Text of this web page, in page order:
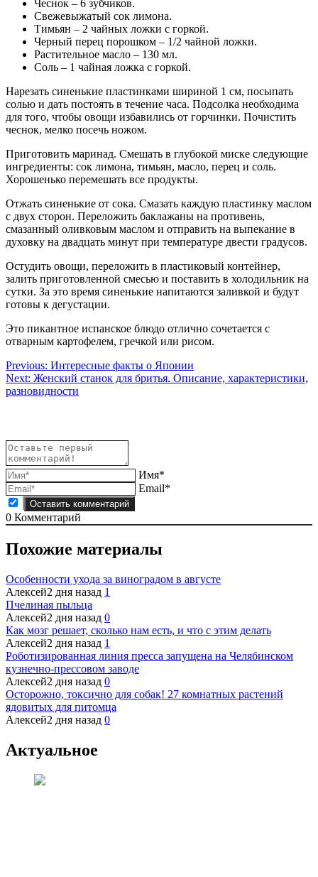
Чеснок – 6 зубчиков.
Свежевыжатый сок лимона.
Тимьян – 2 чайных ложки с горкой.
Черный перец порошком – 1/2 чайной ложки.
Растительное масло – 130 мл.
Соль – 1 чайная ложка с горкой.
Нарезать синенькие пластинками шириной 1 см, посыпать
солью и дать постоять в течение часа. Подсолка необходима
для того, чтобы овощи избавились от горчинки. Почистить
чеснок, мелко посечь ножом.
Приготовить маринад. Смешать в глубокой миске следующие
ингредиенты: сок лимона, тимьян, масло, перец и соль.
Хорошенько перемешать все продукты.
Отжать синенькие от сока. Смазать каждую пластинку маслом
с двух сторон. Переложить баклажаны на противень,
смазанный оливковым маслом и отправить на выпекание в
духовку на двадцать минут при температуре двести градусов.
Остудить овощи, переложить в пластиковый контейнер,
залить приготовленной смесью и поставить в холодильник на
сутки. За это время синенькие напитаются заливкой и будут
готовы к дегустации.
Это пикантное испанское блюдо отлично сочетается с
отварным картофелем, гречкой или рисом.
Навигация
по
Previous: Интересные факты о Японии
Next: Женский станок для бритья. Описание, характеристики,
разновидности
Имя*
Email*
0 Комментарий
Похожие материалы
Особенности ухода за виноградом в августе
Алексей2 дня назад 1
Пчелиная пыльца
Алексей2 дня назад 0
Как мозг решает, сколько нам есть, и что с этим делать
Алексей2 дня назад 1
Роботизированная линия пресса запущена на Челябинском
кузнечно-прессовом заводе
Алексей2 дня назад 0
Осторожно, токсично для собак! 27 комнатных растений
ядовитых для питомца
Алексей2 дня назад 0
Актуальное